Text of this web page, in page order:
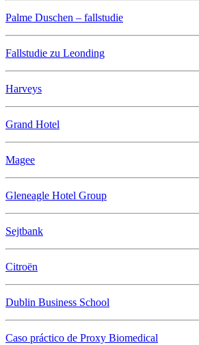
Palme Duschen – fallstudie
Fallstudie zu Leonding
Harveys
Grand Hotel
Magee
Gleneagle Hotel Group
Sejtbank
Citroën
Dublin Business School
Caso práctico de Proxy Biomedical